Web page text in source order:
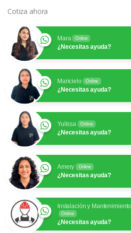
Cotiza ahora
Mara Online
¿Necesitas ayuda?
Maricielo Online
¿Necesitas ayuda?
Yulissa Online
¿Necesitas ayuda?
Amery Online
¿Necesitas ayuda?
Instalación y Mantenimiento
Online
¿Necesitas ayuda?